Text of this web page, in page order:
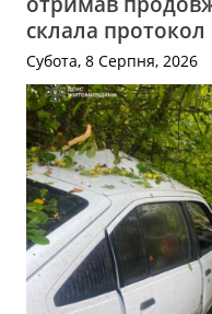
склала протокол
Субота, 8 Серпня, 2026